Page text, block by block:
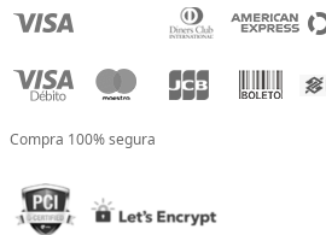
Compra 100% segura